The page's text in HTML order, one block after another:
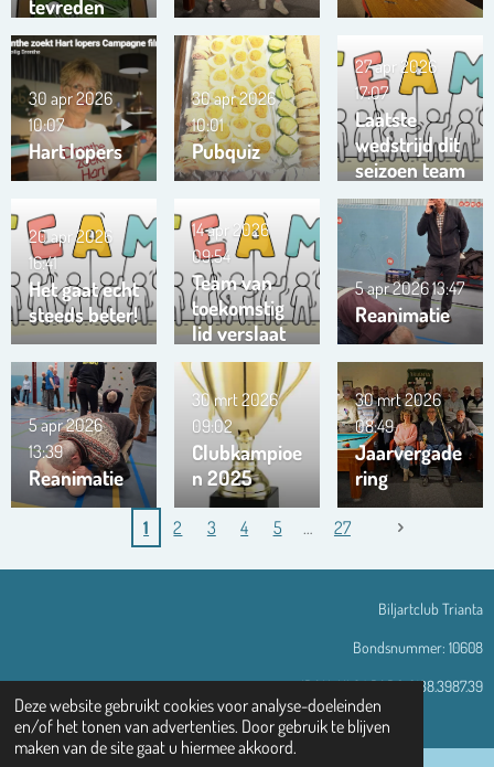
Deze website gebruikt cookies voor analyse-doeleinden
en/of het tonen van advertenties. Door gebruik te blijven
maken van de site gaat u hiermee akkoord.
tevreden
Hart lopers
30 apr 2026
10:07
Pubquiz
30 apr 2026
10:01
Laatste
wedstrijd dit
seizoen team
Trianta 01
27 apr 2026
17:07
Het gaat echt
steeds beter!
20 apr 2026
16:41
Team van
toekomstig
lid verslaat
ons team …
!!!
14 apr 2026
09:54
Reanimatie
5 apr 202613:47
Reanimatie
5 apr 2026
13:39
Clubkampioe
n 2025
30 mrt 2026
09:02
Jaarvergade
ring
30 mrt 2026
08:49
1 2 3 4 5 27
Biljartclub Trianta
Bondsnummer: 10608
IBAN: NL94 RABO 0138.3987.39
© 2013 - 2026 Trianta-assen.nl